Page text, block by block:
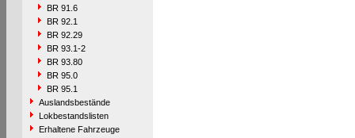
BR 91.6
BR 92.1
BR 92.29
BR 93.1-2
BR 93.80
BR 95.0
BR 95.1
Auslandsbestände
Lokbestandslisten
Erhaltene Fahrzeuge